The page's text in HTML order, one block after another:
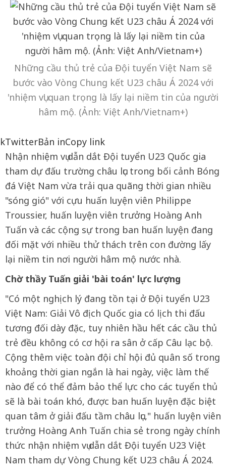
Những cầu thủ trẻ của Đội tuyển Việt Nam sẽ
bước vào Vòng Chung kết U23 châu Á 2024 với
'nhiệm vụ' quan trọng là lấy lại niềm tin của người
hâm mộ. (Ảnh: Việt Anh/Vietnam+)
TwitterBản inCopy link
Nhận nhiệm vụ dẫn dắt Đội tuyển U23 Quốc gia
tham dự đấu trường châu lục trong bối cảnh Bóng
đá Việt Nam vừa trải qua quãng thời gian nhiều
"sóng gió" với cựu huấn luyện viên Philippe
Troussier, huấn luyện viên trưởng Hoàng Anh
Tuấn và các cộng sự trong ban huấn luyện đang
đối mặt với nhiều thử thách trên con đường lấy
lại niềm tin nơi người hâm mộ nước nhà.
Chờ thầy Tuấn giải 'bài toán' lực lượng
"Có một nghịch lý đang tồn tại ở Đội tuyển U23
Việt Nam: Giải Vô địch Quốc gia có lịch thi đấu
tương đối dày đặc, tuy nhiên hầu hết các cầu thủ
trẻ đều không có cơ hội ra sân ở cấp Câu lạc bộ.
Cộng thêm việc toàn đội chỉ hội đủ quân số trong
khoảng thời gian ngắn là hai ngày, việc làm thế
nào để có thể đảm bảo thể lực cho các tuyển thủ
sẽ là bài toán khó, được ban huấn luyện đặc biệt
quan tâm ở giải đấu tầm châu lục," huấn luyện viên
trưởng Hoàng Anh Tuấn chia sẻ trong ngày chính
thức nhận nhiệm vụ dẫn dắt Đội tuyển U23 Việt
Nam tham dự Vòng Chung kết U23 châu Á 2024.